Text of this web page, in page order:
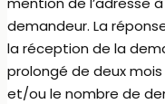
demandeur. La
la réception de la
prolongé de deux
et/ou le nombre de